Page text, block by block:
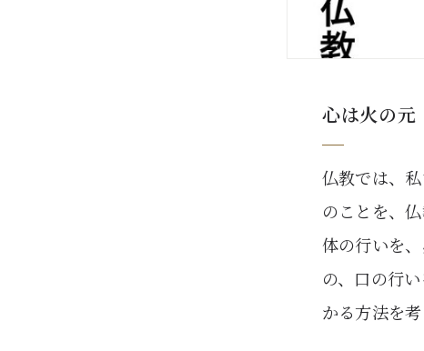
心は火の元
仏教では、
のことを、
体の行いを、
の、口の行い
かる方法を